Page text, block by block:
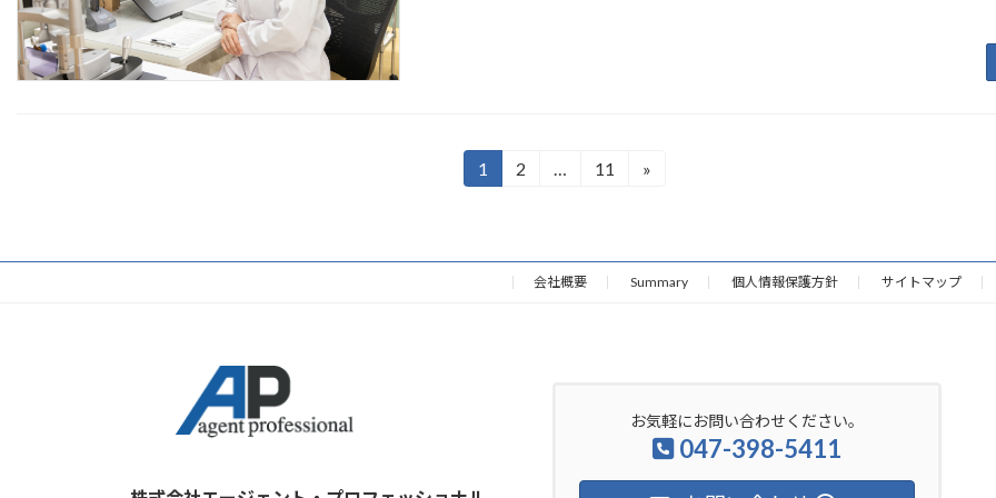
の
固
1
固
2 …
固
ジ
11 »
会社概要 Summary 個人情報保護方針 サイトマップ
お気軽にお問い合わせください。
047-398-5411